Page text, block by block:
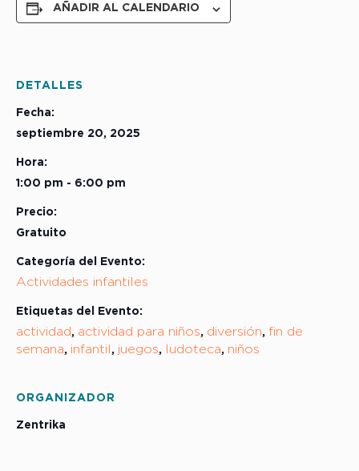
AÑADIR AL CALENDARIO
DETALLES
Fecha:
septiembre 20, 2025
Hora:
1:00 pm - 6:00 pm
Precio:
Gratuito
Categoría del Evento:
Actividades infantiles
Etiquetas del Evento:
actividad, actividad para niños, diversión, fin de
semana, infantil , juegos, ludoteca, niños
ORGANIZADOR
Zentrika